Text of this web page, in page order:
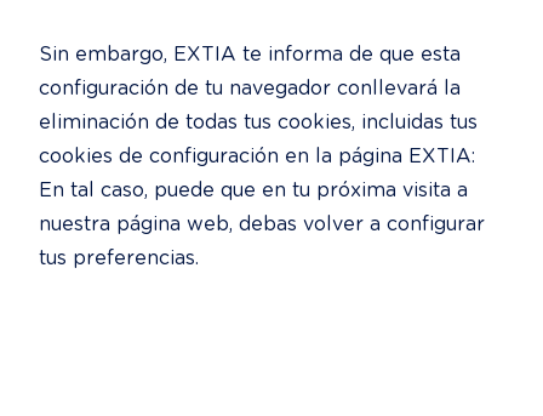
Sin embargo, EXTIA te informa de que esta
configuración de tu navegador conllevará la
eliminación de todas tus cookies, incluidas tus
cookies de configuración en la página EXTIA:
En tal caso, puede que en tu próxima visita a
nuestra página web, debas volver a configurar
tus preferencias.